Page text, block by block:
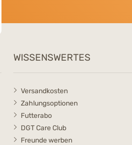
WISSENSWERTES
Versandkosten
Zahlungsoptionen
Futterabo
DGT Care Club
Freunde werben